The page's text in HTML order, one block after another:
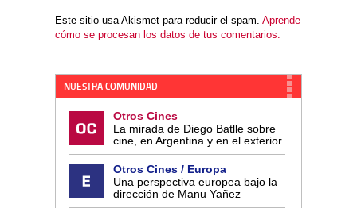
Este sitio usa Akismet para reducir el spam. Aprende
cómo se procesan los datos de tus comentarios.
NUESTRA COMUNIDAD
Otros Cines
La mirada de Diego Batlle sobre
cine, en Argentina y en el exterior
Otros Cines / Europa
Una perspectiva europea bajo la
dirección de Manu Yañez